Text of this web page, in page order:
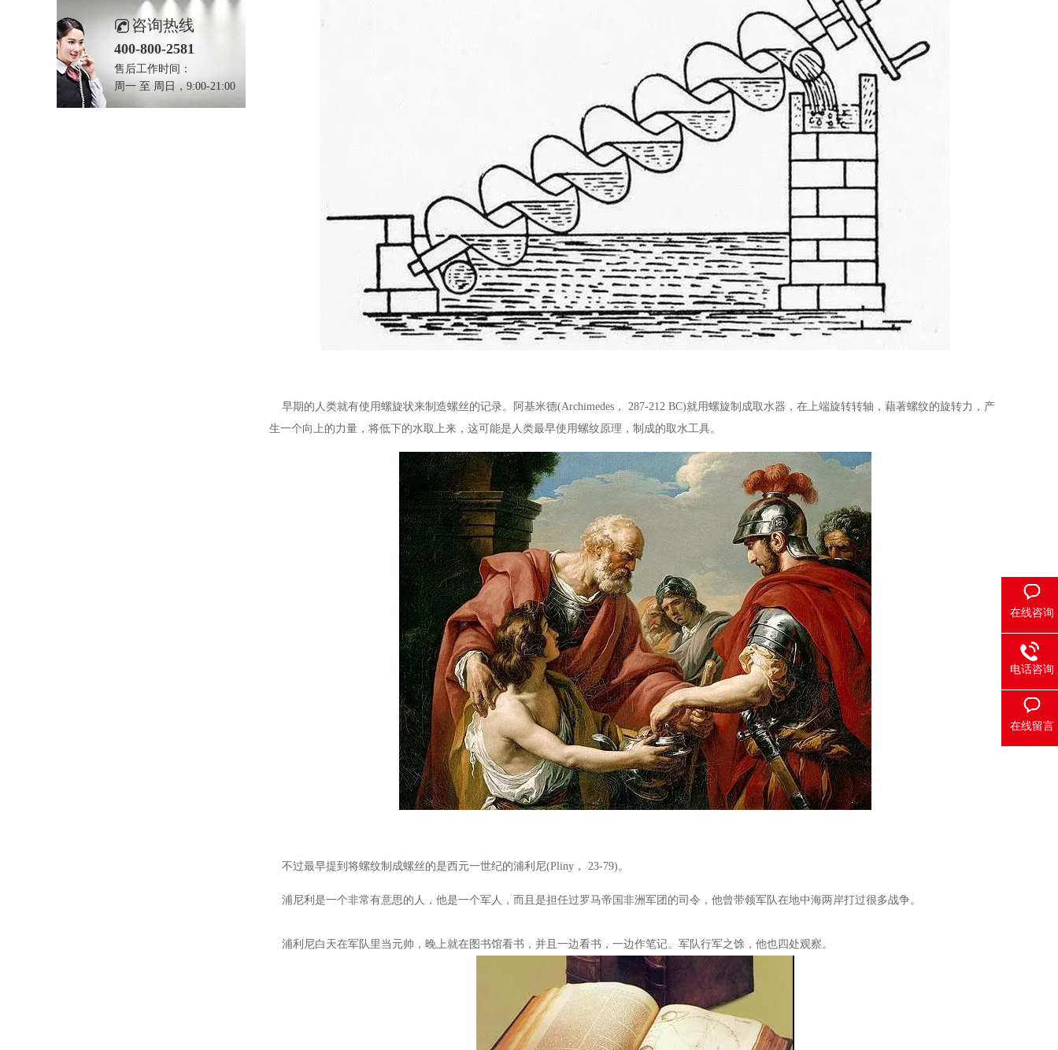
咨询热线
400-800-2581
售后工作时间：
周一 至 周日，9:00-21:00
早期的人类就有使用螺旋状来制造螺丝的记录。阿基米德(Archimedes， 287-212 BC)就用螺旋制成取水器，在上端旋转转轴，藉著螺纹的旋转力，产
生一个向上的力量，将低下的水取上来，这可能是人类最早使用螺纹原理，制成的取水工具。
不过最早提到将螺纹制成螺丝的是西元一世纪的浦利尼(Pliny， 23-79)。
浦尼利是一个非常有意思的人，他是一个军人，而且是担任过罗马帝国非洲军团的司令，他曾带领军队在地中海两岸打过很多战争。
浦利尼白天在军队里当元帅，晚上就在图书馆看书，并且一边看书，一边作笔记。军队行军之馀，他也四处观察。
在线咨询
电话咨询
在线留言